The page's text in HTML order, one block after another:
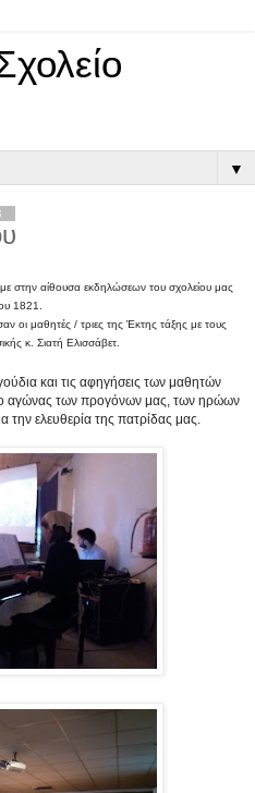
▼
στην αίθουσα εκδηλώσεων του σχολείου μας
1821.
οι μαθητές / τριες της Έκτης τάξης με τους
κ. Σιατή Ελισσάβετ.
και τις αφηγήσεις των μαθητών
ο αγώνας των προγόνων μας, των ηρώων
ελευθερία της πατρίδας μας.